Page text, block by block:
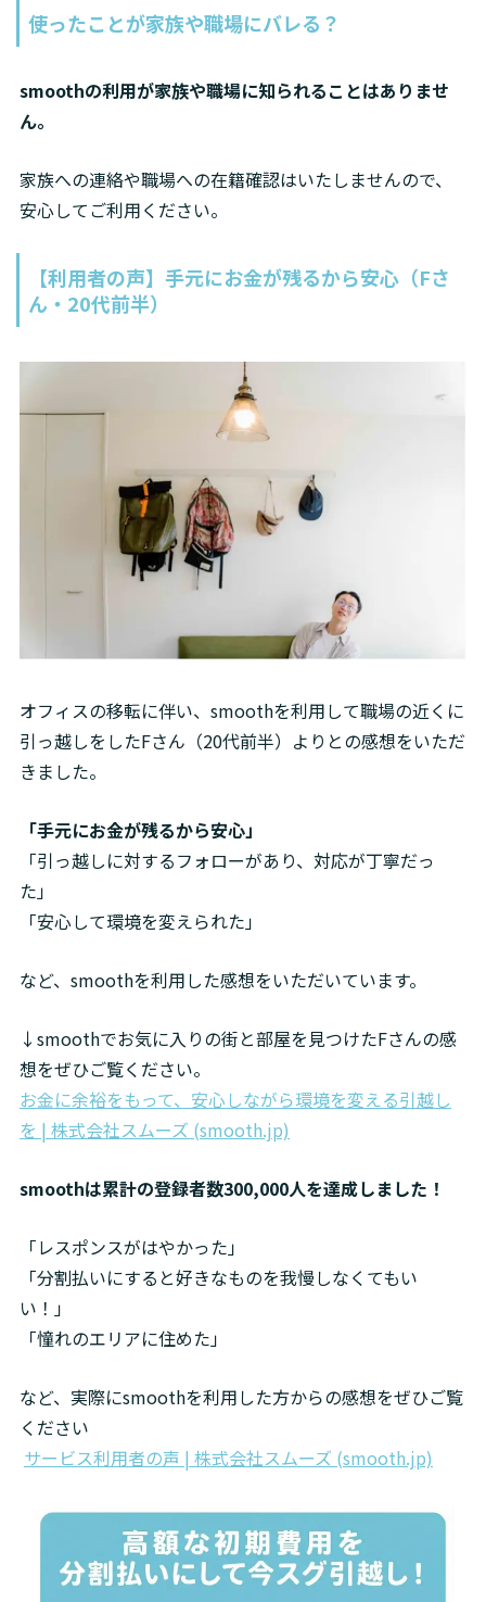
使ったことが家族や職場にバレる？
smoothの利用が家族や職場に知られることはありませ
ん。
家族への連絡や職場への在籍確認はいたしませんので、
安心してご利用ください。
【利用者の声】手元にお金が残るから安心（Fさ
ん・20代前半）
オフィスの移転に伴い、smoothを利用して職場の近くに
引っ越しをしたFさん（20代前半）よりとの感想をいただ
きました。
「手元にお金が残るから安心」
「引っ越しに対するフォローがあり、対応が丁寧だっ
た」
「安心して環境を変えられた」
など、smoothを利用した感想をいただいています。
↓smoothでお気に入りの街と部屋を見つけたFさんの感
お金に余裕をもって、安心しながら環境を変える引越し
を | 株式会社スムーズ (smooth.jp)
smoothは累計の登録者数300,000人を達成しました！
「レスポンスがはやかった」
「分割払いにすると好きなものを我慢しなくてもい
い！」
「憧れのエリアに住めた」
など、実際にsmoothを利用した方からの感想をぜひご覧
ください
サービス利用者の声 | 株式会社スムーズ (smooth.jp)